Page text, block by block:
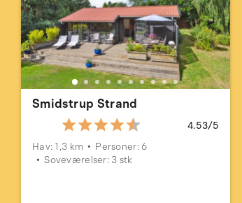
Smidstrup Strand
4.53/5
Hav: 1,3 km
Personer: 6
Soveværelser: 3 stk